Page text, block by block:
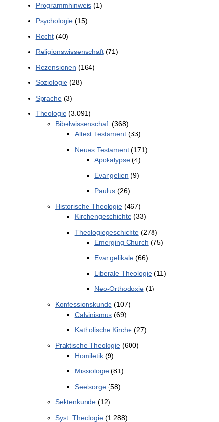
Programmhinweis(1)
Psychologie(15)
Recht(40)
Religionswissenschaft(71)
Rezensionen (164)
Soziologie(28)
Sprache(3)
Theologie(3.091)
Bibelwissenschaft(368)
Altest Testament(33)
Neues Testament(171)
Apokalypse(4)
Evangelien (9)
Paulus(26)
Historische Theologie(467)
Kirchengeschichte(33)
Theologiegeschichte(278)
Emerging Church (75)
Evangelikale(66)
Liberale Theologie(11)
Neo-Orthodoxie(1)
Konfessionskunde(107)
Calvinismus(69)
Katholische Kirche(27)
Praktische Theologie(600)
Homiletik(9)
Missiologie(81)
Seelsorge(58)
Sektenkunde(12)
Syst. Theologie(1.288)